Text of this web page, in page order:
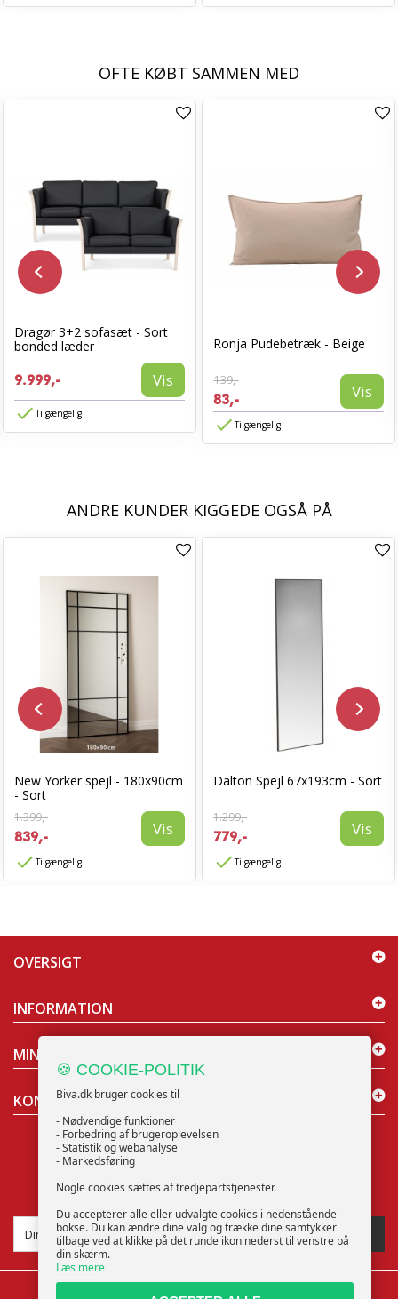
OFTE KØBT SAMMEN MED
Dragør 3+2 sofasæt - Sort
bonded læder
9.999,- Vis
Tilgængelig
Ronja Pudebetræk - Beige
139,-
83,- Vis
Tilgængelig
ANDRE KUNDER KIGGEDE OGSÅ PÅ
New Yorker spejl - 180x90cm
- Sort
1.399,-
839,- Vis
Tilgængelig
Dalton Spejl 67x193cm - Sort
1.299,-
779,- Vis
Tilgængelig
OVERSIGT
INFORMATION
MIN KONTO
KONTAKT OS
NYHEDSBREV
TILMELD
🍪 COOKIE-POLITIK
Biva.dk bruger cookies til
- Nødvendige funktioner
- Forbedring af brugeroplevelsen
- Statistik og webanalyse
- Markedsføring
Nogle cookies sættes af tredjepartstjenester.
Du accepterer alle eller udvalgte cookies i nedenstående
bokse. Du kan ændre dine valg og trække dine samtykker
tilbage ved at klikke på det runde ikon nederst til venstre på
din skærm.
Læs mere